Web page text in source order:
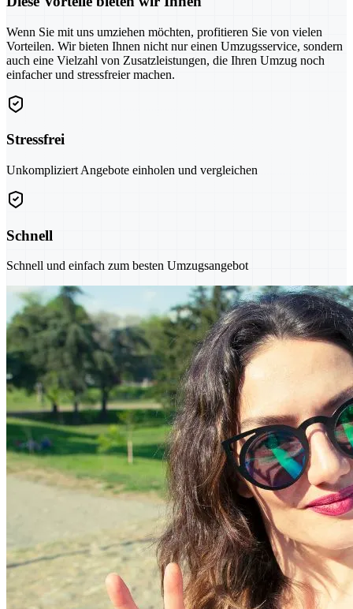
Wenn Sie mit uns umziehen möchten, profitieren Sie von vielen
Vorteilen. Wir bieten Ihnen nicht nur einen Umzugsservice, sondern
auch eine Vielzahl von Zusatzleistungen, die Ihren Umzug noch
einfacher und stressfreier machen.
Stressfrei
Unkompliziert Angebote einholen und vergleichen
Schnell
Schnell und einfach zum besten Umzugsangebot